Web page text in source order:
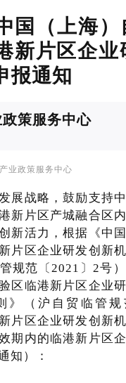
国（上海
新片区企业
报通知
策服务中心
业政策服务中心
展战略，鼓励支持
新片区产城融合区
新活力，根据《中
片区企业研发创新
规范〔2021〕2号
区临港新片区企业
》（沪自贸临管规
片区企业研发创新
期内的临港新片区
知）：